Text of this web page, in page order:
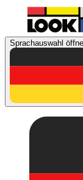
Sprachauswahl